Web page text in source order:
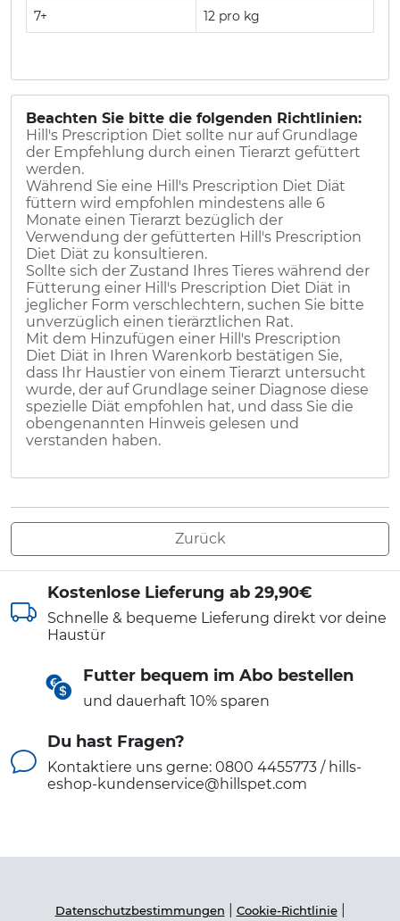
7+ 12 pro kg
Beachten Sie bitte die folgenden Richtlinien:
Hill's Prescription Diet sollte nur auf Grundlage
der Empfehlung durch einen Tierarzt gefüttert
werden.
Während Sie eine Hill's Prescription Diet Diät
füttern wird empfohlen mindestens alle 6
Monate einen Tierarzt bezüglich der
Verwendung der gefütterten Hill's Prescription
Diet Diät zu konsultieren.
Sollte sich der Zustand Ihres Tieres während der
Fütterung einer Hill's Prescription Diet Diät in
jeglicher Form verschlechtern, suchen Sie bitte
unverzüglich einen tierärztlichen Rat.
Mit dem Hinzufügen einer Hill's Prescription
Diet Diät in Ihren Warenkorb bestätigen Sie,
dass Ihr Haustier von einem Tierarzt untersucht
wurde, der auf Grundlage seiner Diagnose diese
spezielle Diät empfohlen hat, und dass Sie die
obengenannten Hinweis gelesen und
verstanden haben.
Zurück
Kostenlose Lieferung ab 29,90€
Schnelle & bequeme Lieferung direkt vor deine
Haustür
Futter bequem im Abo bestellen
und dauerhaft 10% sparen
Du hast Fragen?
Kontaktiere uns gerne: 0800 4455773 / hills-
eshop-kundenservice@hillspet.com
Datenschutzbestimmungen Cookie-Richtlinie|